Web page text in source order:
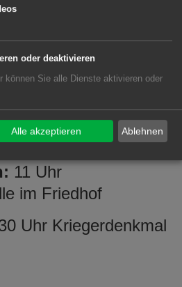
Uhr beim
11.15 Uhr beim
Uhr beim Ehrenmal
11 Uhr
im Friedhof
Uhr Kriegerdenkmal
oder deaktivieren
können Sie alle Dienste aktivieren oder
Ablehnen
Alle akzeptieren